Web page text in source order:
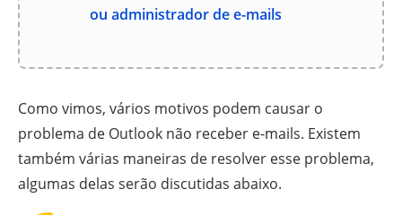
ou administrador de e-mails
Como vimos, vários motivos podem causar o
problema de Outlook não receber e-mails. Existem
também várias maneiras de resolver esse problema,
algumas delas serão discutidas abaixo.